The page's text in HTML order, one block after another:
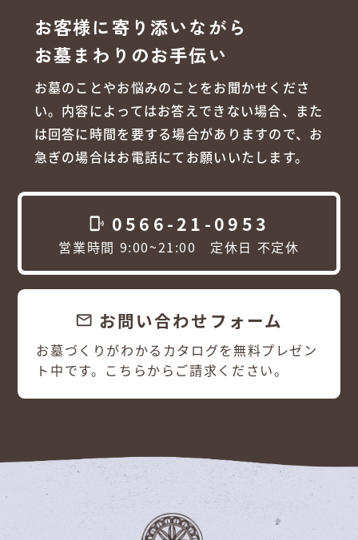
お客様に寄り添いながら
お墓まわりのお手伝い
お墓のことやお悩みのことをお聞かせくださ
い。内容によってはお答えできない場合、また
は回答に時間を要する場合がありますので、お
急ぎの場合はお電話にてお願いいたします。
phonelink_ring 0566-21-0953
営業時間 9:00~21:00 定休日 不定休
email お問い合わせフォーム
お墓づくりがわかるカタログを無料プレゼン
ト中です。こちらからご請求ください。